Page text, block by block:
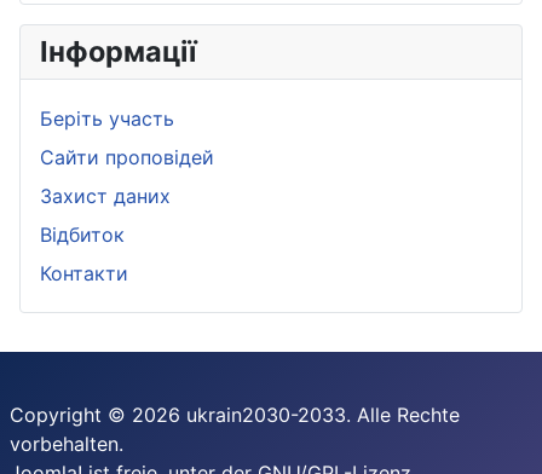
Iнформації
Беріть участь
Сайти проповідей
Захист даних
Bідбиток
Контакти
Copyright © 2026 ukrain2030-2033. Alle Rechte
vorbehalten.